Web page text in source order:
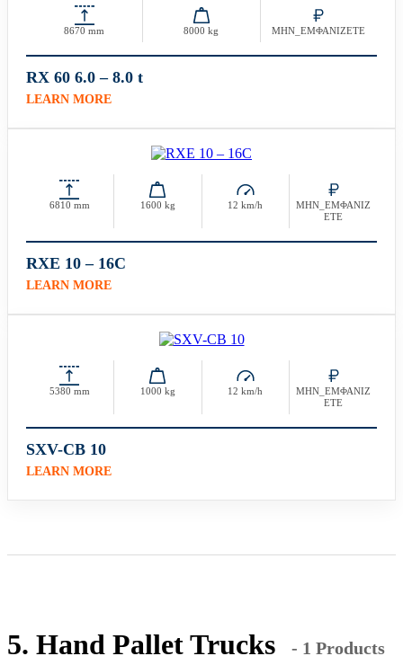
8670 mm 8000 kg ΜΗΝ_ΕΜΦΑΝΙΖΕΤΕ
RX 60 6.0 – 8.0 t
LEARN MORE
6810 mm 1600 kg 12 km/h
ΜΗΝ_ΕΜΦΑΝΙΖ
ΕΤΕ
RXE 10 – 16C
LEARN MORE
5380 mm 1000 kg 12 km/h
ΜΗΝ_ΕΜΦΑΝΙΖ
ΕΤΕ
SXV-CB 10
LEARN MORE
5. Hand Pallet Trucks
- 1 Products